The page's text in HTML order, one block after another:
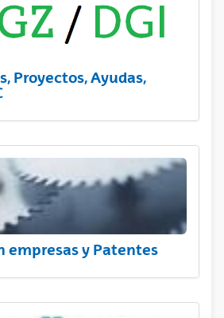
Proyectos, Ayudas,
empresas y Patentes